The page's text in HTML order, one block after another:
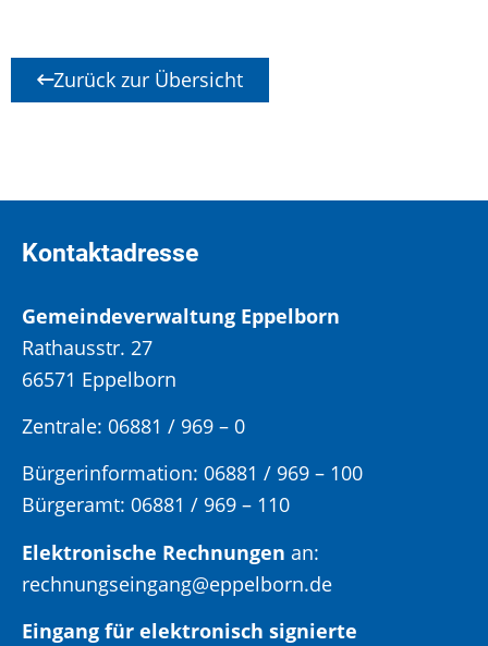
Zurück zur Übersicht
Kontaktadresse
Gemeindeverwaltung Eppelborn
Rathausstr. 27
66571 Eppelborn
Zentrale: 06881 / 969 – 0
Bürgerinformation: 06881 / 969 – 100
Bürgeramt: 06881 / 969 – 110
Elektronische Rechnungen an:
rechnungseingang@eppelborn.de
Eingang für elektronisch signierte